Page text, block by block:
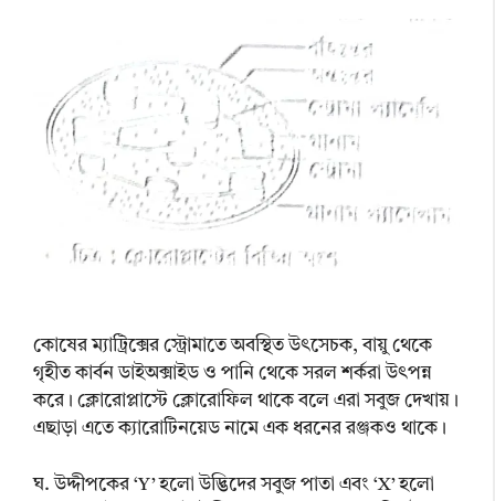
কোষের ম্যাট্রিক্সের স্ট্রোমাতে অবস্থিত উৎসেচক, বায়ু থেকে
গৃহীত কার্বন ডাইঅক্সাইড ও পানি থেকে সরল শর্করা উৎপন্ন
করে। ক্লোরোপ্লাস্টে ক্লোরোফিল থাকে বলে এরা সবুজ দেখায়।
এছাড়া এতে ক্যারোটিনয়েড নামে এক ধরনের রঞ্জকও থাকে।
ঘ. উদ্দীপকের ‘Y’ হলো উদ্ভিদের সবুজ পাতা এবং ‘X’ হলো